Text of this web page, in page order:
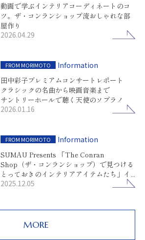
動画で学ぶインテリアコーディネートのコ
ツ。ザ・コンランショップ流おしゃれな部
屋作り
2026.04.29
FROM MORIMOTO
Information
田中彩子プレミアムコンサートレポート
クラシックの名曲から映画音楽まで
サントリーホールで聴く天使のソプラノ
2026.01.16
FROM MORIMOTO
Information
SUMAU Presents 「The Conran
Shop（ザ・コンランショップ）で見つける
とっておきのインテリアアイテムたち」イ
ンスタライブレポート
2025.12.05
MORE